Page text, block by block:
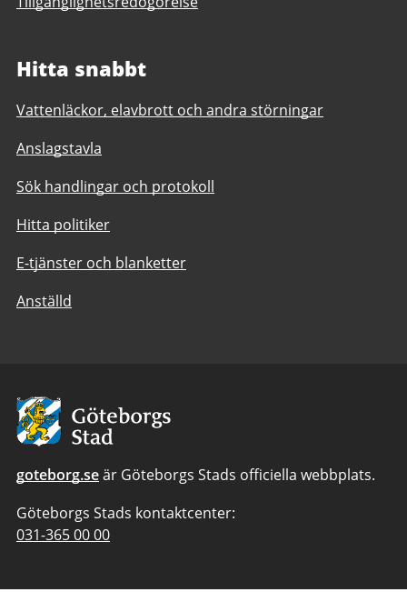
Hitta snabbt
Vattenläckor, elavbrott och andra störningar
Anslagstavla
Sök handlingar och protokoll
Hitta politiker
E-tjänster och blanketter
Anställd
Avsändare:
Göteborgs
Stad
goteborg.seär Göteborgs Stads officiella webbplats.
Göteborgs Stads kontaktcenter:
Telefonnummer
031-365 00 00